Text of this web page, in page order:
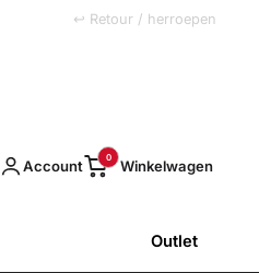
↩ Retour / herroepen
Account 0
Outlet